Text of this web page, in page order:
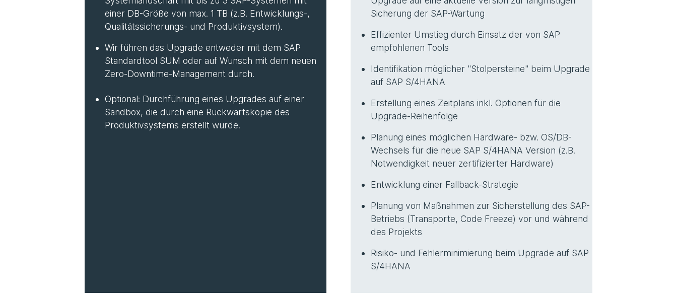
einer DB-Größe von max. 1 TB (z.B. Entwicklungs-,
Qualitätssicherungs- und Produktivsystem).
Wir führen das Upgrade entweder mit dem SAP
Standardtool SUM oder auf Wunsch mit dem neuen
Zero-Downtime-Management durch.
Optional: Durchführung eines Upgrades auf einer
Sandbox, die durch eine Rückwärtskopie des
Produktivsystems erstellt wurde.
Sicherung der SAP-Wartung
Effizienter Umstieg durch Einsatz der von SAP
empfohlenen Tools
Identifikation möglicher "Stolpersteine" beim Upgrade
auf SAP S/4HANA
Erstellung eines Zeitplans inkl. Optionen für die
Upgrade-Reihenfolge
Planung eines möglichen Hardware- bzw. OS/DB-
Wechsels für die neue SAP S/4HANA Version (z.B.
Notwendigkeit neuer zertifizierter Hardware)
Entwicklung einer Fallback-Strategie
Planung von Maßnahmen zur Sicherstellung des SAP-
Betriebs (Transporte, Code Freeze) vor und während
des Projekts
Risiko- und Fehlerminimierung beim Upgrade auf SAP
S/4HANA